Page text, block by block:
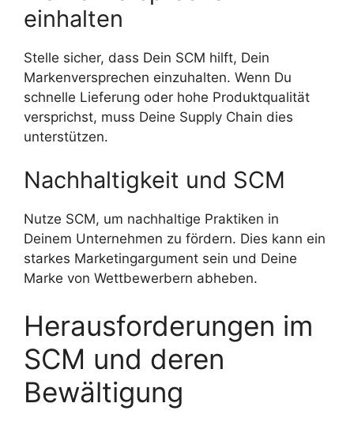
einhalten
Stelle sicher, dass Dein SCM hilft, Dein
Markenversprechen einzuhalten. Wenn Du
schnelle Lieferung oder hohe Produktqualität
versprichst, muss Deine Supply Chain dies
unterstützen.
Nachhaltigkeit und SCM
Nutze SCM, um nachhaltige Praktiken in
Deinem Unternehmen zu fördern. Dies kann ein
starkes Marketingargument sein und Deine
Marke von Wettbewerbern abheben.
Herausforderungen im
SCM und deren
Bewältigung